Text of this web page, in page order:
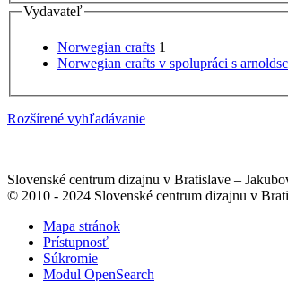
Vydavateľ
Norwegian crafts 1
Norwegian crafts v spolupráci s
Rozšírené vyhľadávanie
Slovenské centrum dizajnu v Bratislave –
© 2010 - 2024 Slovenské centrum dizajnu v
Mapa stránok
Prístupnosť
Súkromie
Modul OpenSearch